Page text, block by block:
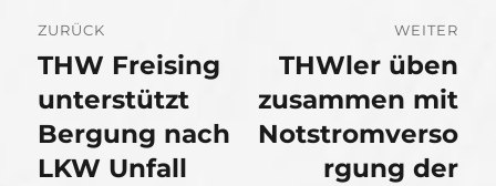
ZURÜCK
Vorheriger
Beitrag:
THW Freising
unterstützt
Bergung nach
LKW Unfall
WEITER
Nächster
Beitrag:
THWler üben
zusammen mit
Notstromverso
rgung der